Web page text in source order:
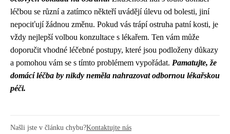
léčbou se různí a zatímco někteří uvádějí úlevu od bolesti, jiní
nepociťují žádnou změnu. Pokud vás trápí ostruha patní kosti, je
vždy nejlepší volbou konzultace s lékařem. Ten vám může
doporučit vhodné léčebné postupy, které jsou podloženy důkazy
a pomohou vám se s tímto problémem vypořádat. Pamatujte, že
domácí léčba by nikdy neměla nahrazovat odbornou lékařskou
péči.
Našli jste v článku chybu?Kontaktujte nás